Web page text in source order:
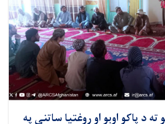
د پاکو اوبو او روغتیا ساتنې په